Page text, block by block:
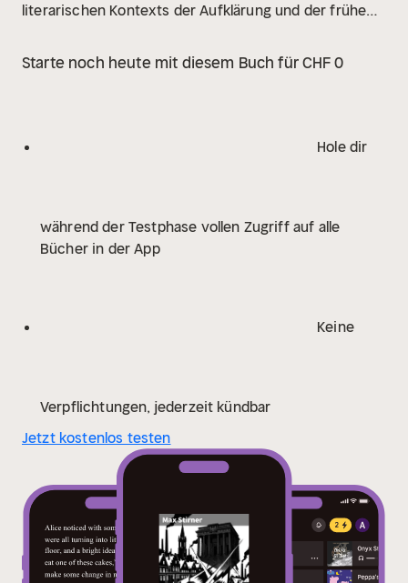
literarischen Kontexts der Aufklärung und der frühen
herausragender Denker, dessen Auffassungen von
deutschen Idealismus. Sein Werk ist stark von der
Denker für kollektive Ideale plädierten, war Stirners
Perspektive revolutionär und anregend. Seine
ihn, seine Gedanken zu Papier zu bringen. Die
Leser, die sich für die Entstehung moderner
kritischer sozialer Theorien erforschen möchten.
Stirners scharfsinnige Beobachtungen und
provokante Gedanken animieren dazu, die eigene
Sicht auf Freiheit und Gesellschaft zu hinterfragen.
Tauchen Sie ein in eine Zeit des Wandels und der
intellektuellen Spannung, die bis heute nachhallt. In
dieser bereicherten Ausgabe haben wir mit großer
Starte noch heute mit diesem Buch für CHF 0
Hole dir
während der Testphase vollen Zugriff auf alle
Bücher in der App
Keine
Verpflichtungen, jederzeit kündbar
Jetzt kostenlos testen